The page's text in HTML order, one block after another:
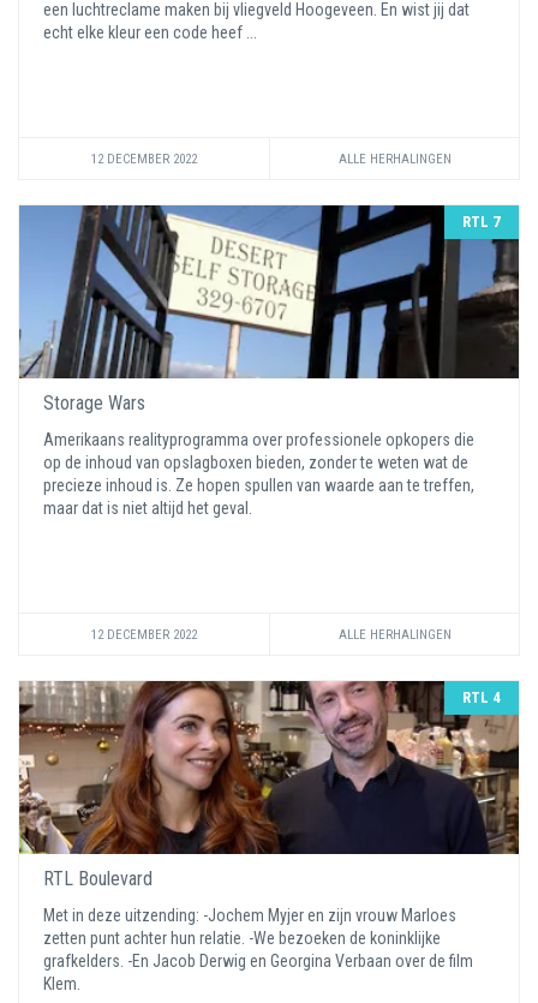
een luchtreclame maken bij vliegveld Hoogeveen. En wist jij dat
echt elke kleur een code heef ...
12 DECEMBER 2022 ALLE HERHALINGEN
RTL 7
Storage Wars
Amerikaans realityprogramma over professionele opkopers die
op de inhoud van opslagboxen bieden, zonder te weten wat de
precieze inhoud is. Ze hopen spullen van waarde aan te treffen,
maar dat is niet altijd het geval.
12 DECEMBER 2022 ALLE HERHALINGEN
RTL 4
RTL Boulevard
Met in deze uitzending: -Jochem Myjer en zijn vrouw Marloes
zetten punt achter hun relatie. -We bezoeken de koninklijke
grafkelders. -En Jacob Derwig en Georgina Verbaan over de film
Klem.